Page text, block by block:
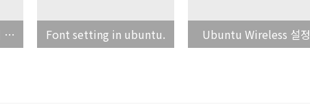
구글 스프레드 시트에서 다른 시트값 참조하기 Font setting in ubuntu. Ubuntu Wireless 설정